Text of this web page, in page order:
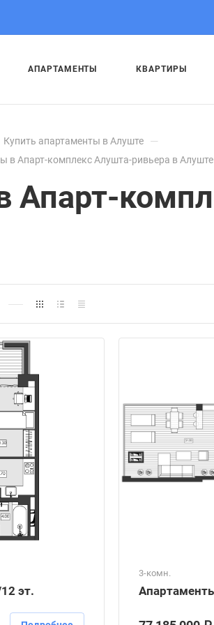
АПАРТАМЕНТЫ КВАРТИРЫ
Купить апартаменты в Алуште —
в Апарт-комплекс Алушта-ривьера в Алуште
Апарт-
эт.
3-комн.